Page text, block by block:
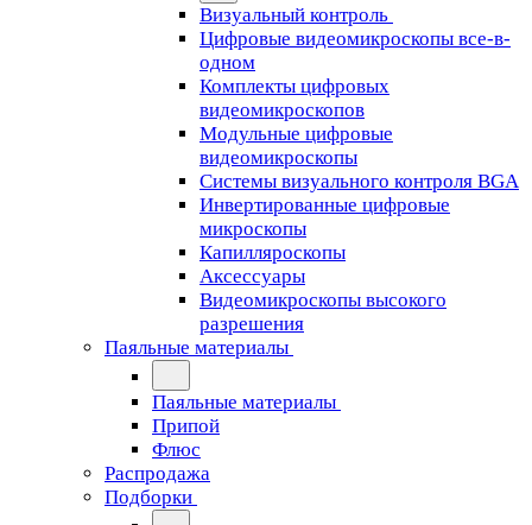
Визуальный контроль
Цифровые видеомикроскопы все-в-
одном
Комплекты цифровых
видеомикроскопов
Модульные цифровые
видеомикроскопы
Cистемы визуального контроля BGA
Инвертированные цифровые
микроскопы
Капилляроскопы
Аксессуары
Видеомикроскопы высокого
разрешения
Паяльные материалы
Паяльные материалы
Припой
Флюс
Распродажа
Подборки